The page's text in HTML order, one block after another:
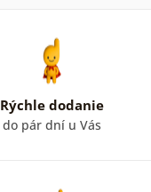
Rýchle dodanie
do pár dní u Vás